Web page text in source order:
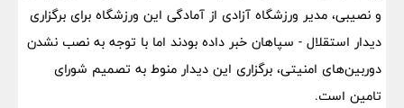
و نصیبی، مدیر ورزشگاه آزادی از آمادگی این ورزشگاه برای برگزاری
دیدار استقلال - سپاهان خبر داده بودند اما با توجه به نصب نشدن
دوربین‌های امنیتی، برگزاری این دیدار منوط به تصمیم شورای
تامین است.